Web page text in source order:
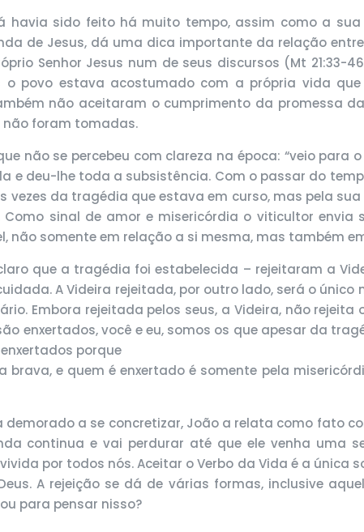
havia sido feito há muito tempo, assim como a
de Jesus, dá uma dica importante da relação
Senhor Jesus num de seus discursos (Mt 21:33-
o povo estava acostumado com a própria vida
não aceitaram o cumprimento da promessa
foram tomadas.
não se percebeu com clareza na época: “veio para
e deu-lhe toda a subsistência. Com o passar do
vezes da tragédia que estava em curso, mas pela
sinal de amor e misericórdia o viticultor envia
não somente em relação a si mesma, mas também
que a tragédia foi estabelecida – rejeitaram a
A Videira rejeitada, por outro lado, será o
Embora rejeitada pelos seus, a Videira, não
enxertados, você e eu, somos os que apesar da
porque
brava, e quem é enxertado é somente pela
a se concretizar, João a relata como fato
continua e vai perdurar até que ele venha uma
por todos nós. Aceitar o Verbo da Vida é a única
A rejeição se dá de várias formas, inclusive
para pensar nisso?